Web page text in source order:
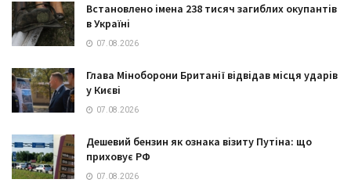
Встановлено імена 238 тисяч загиблих окупантів
в Україні
07.08.2026
Глава Міноборони Британії відвідав місця ударів
у Києві
07.08.2026
Дешевий бензин як ознака візиту Путіна: що
приховує РФ
07.08.2026